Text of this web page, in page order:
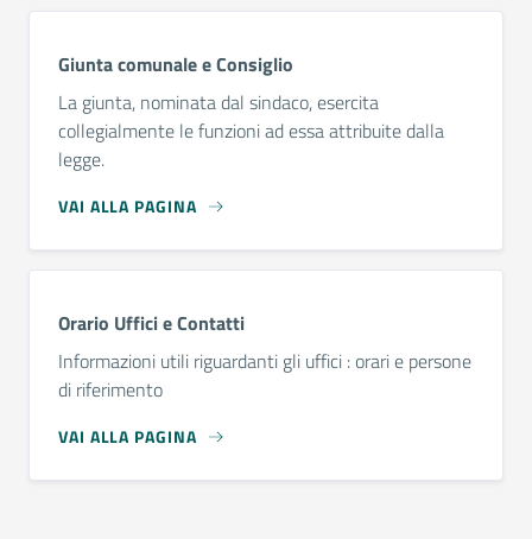
Giunta comunale e Consiglio
La giunta, nominata dal sindaco, esercita
collegialmente le funzioni ad essa attribuite dalla
legge.
VAI ALLA PAGINA
Orario Uffici e Contatti
Informazioni utili riguardanti gli uffici : orari e persone
di riferimento
VAI ALLA PAGINA